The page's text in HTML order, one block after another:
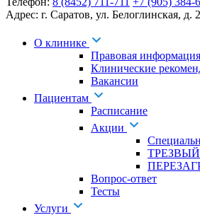
Адрес: г. Саратов, ул. Белоглинская, д.
О клинике
Правовая информация
Клинические
Вакансии
Пациентам
Расписание
Акции
Вопрос-ответ
Тесты
Услуги